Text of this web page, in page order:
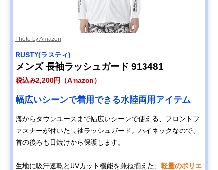
Photo by Amazon
RUSTY(ラスティ)
メンズ 長袖ラッシュガード 913481
税込み2,200円（Amazon）
幅広いシーンで着用できる水陸両用アイテム
海からタウンユースまで幅広いシーンで使える、フロントフ
ァスナーが付いた長袖ラッシュガード。ハイネックなので、
首の後ろも日焼けから保護します。
生地に吸汗速乾とUVカット機能を兼ね揃えた、 軽量のポリエ